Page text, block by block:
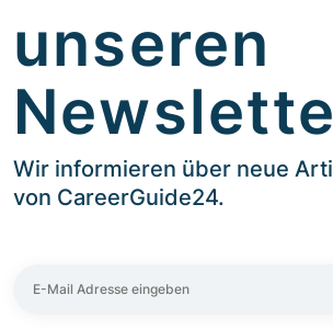
unseren
Wir informieren über neue
von CareerGuide24.